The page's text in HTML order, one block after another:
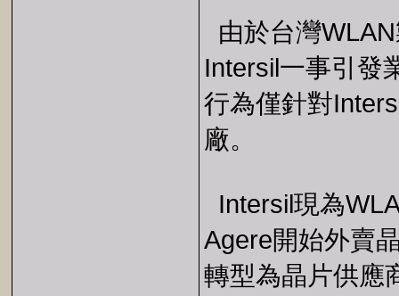
由於台灣
Intersil一事引發
行為僅針對
廠。
Intersil現為
Agere開始外賣
轉型為晶片供應